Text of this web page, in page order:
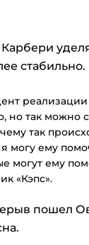
стабильно.
но так можно
так
могу ему
могут ему
«Кэпс».
пошел